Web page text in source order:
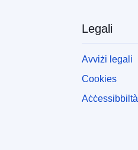
Legali
Avviżi legali
Cookies
Aċċessibbiltà